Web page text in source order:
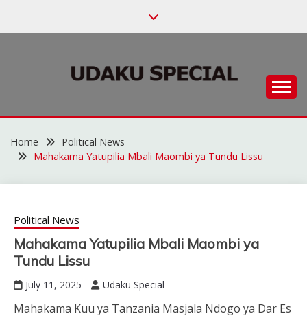
UDAKU SPECIAL
Home
Political News
Mahakama Yatupilia Mbali Maombi ya Tundu Lissu
Political News
Mahakama Yatupilia Mbali Maombi ya
Tundu Lissu
July 11, 2025 Udaku Special
Mahakama Kuu ya Tanzania Masjala Ndogo ya Dar Es